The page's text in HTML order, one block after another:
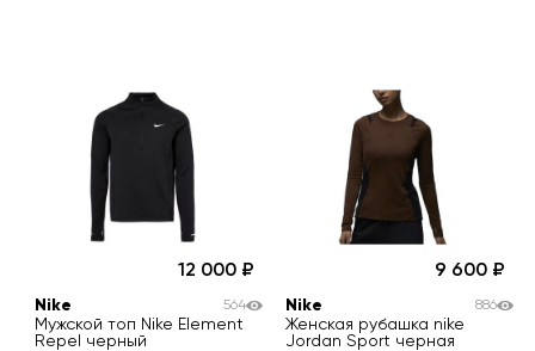
12 000
Nike
Мужской топ Nike Element
Repel черный
564
9 600
Nike
Женская рубашка nike
Jordan Sport черная
886